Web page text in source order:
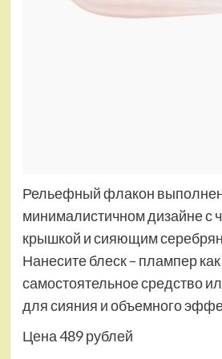
Рельефный флакон
минималистичном дизайне с
крышкой и сияющим
Нанесите блеск – плампер как
самостоятельное средство
для сияния и объемного
Цена 489 рублей